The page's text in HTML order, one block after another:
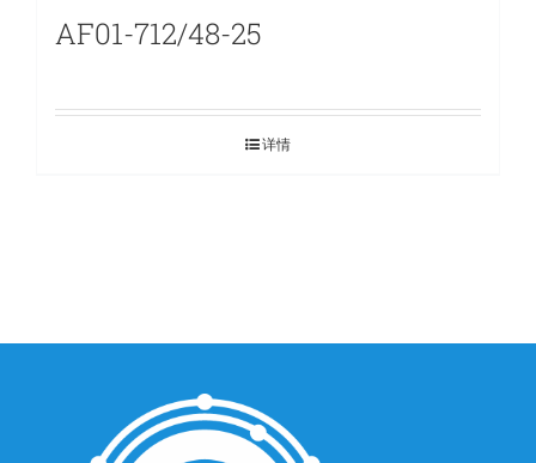
AF01-712/48-25
详情